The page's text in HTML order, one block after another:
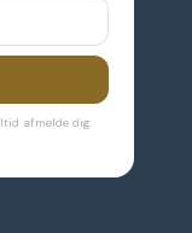
afmelde dig.